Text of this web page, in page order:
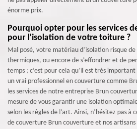
énorme prix.
Pourquoi opter pour les services
pour l’isolation de votre toiture ?
Mal posé, votre matériau d’isolation risque
thermiques, ou encore de s’effondrer et de
temps ; c’est pour cela qu’il est très
un vrai professionnel en couverture comme
les services de notre entreprise Brun
mesure de vous garantir une isolation
selon les règles de l’art. Ainsi, n’hésitez pas
de couverture Brun couverture et nos artisans